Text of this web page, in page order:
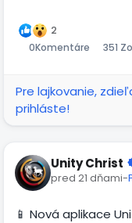
abychom mohli
další aktualizace.
2
0Komentáre 351
Pre lajkovanie,
prihláste!
Unity Christ
pred 21 dňami-
📱 Nová aplikace